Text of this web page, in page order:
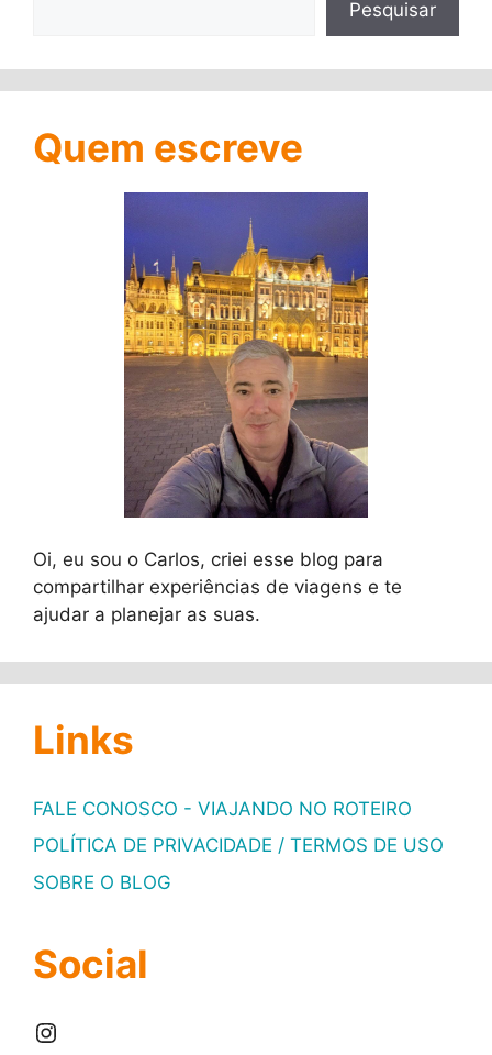
Pesquisar
Quem escreve
Oi, eu sou o Carlos, criei esse blog para
compartilhar experiências de viagens e te
ajudar a planejar as suas.
Links
FALE CONOSCO - VIAJANDO NO ROTEIRO
POLÍTICA DE PRIVACIDADE / TERMOS DE USO
SOBRE O BLOG
Social
Instagram